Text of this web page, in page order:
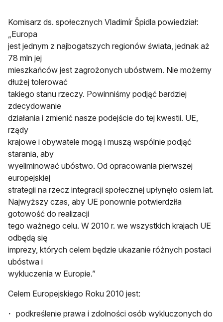
Komisarz ds. społecznych Vladimír Špidla powiedział:
„Europa
jest jednym z najbogatszych regionów świata, jednak aż
78 mln jej
mieszkańców jest zagrożonych ubóstwem. Nie możemy
dłużej tolerować
takiego stanu rzeczy. Powinniśmy podjąć bardziej
zdecydowanie
działania i zmienić nasze podejście do tej kwestii. UE,
rządy
krajowe i obywatele mogą i muszą wspólnie podjąć
starania, aby
wyeliminować ubóstwo. Od opracowania pierwszej
europejskiej
strategii na rzecz integracji społecznej upłynęło osiem lat.
Najwyższy czas, aby UE ponownie potwierdziła
gotowość do realizacji
tego ważnego celu. W 2010 r. we wszystkich krajach UE
odbędą się
imprezy, których celem będzie ukazanie różnych postaci
ubóstwa i
wykluczenia w Europie.”
Celem Europejskiego Roku 2010 jest:
podkreślenie prawa i zdolności osób wykluczonych do